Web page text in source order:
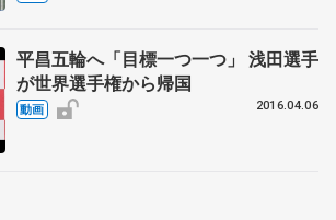
平昌五輪へ「目標一つ一つ」 浅田選手
が世界選手権から帰国
動画 2016.04.06